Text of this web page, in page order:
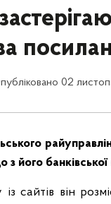
02
його
із сайтів він